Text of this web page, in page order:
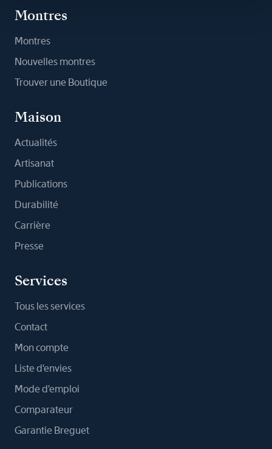
Montres
Montres
Nouvelles montres
Trouver une Boutique
Maison
Actualités
Artisanat
Publications
Durabilité
Carrière
Presse
Services
Tous les services
Contact
Mon compte
Liste d'envies
Mode d'emploi
Comparateur
Garantie Breguet